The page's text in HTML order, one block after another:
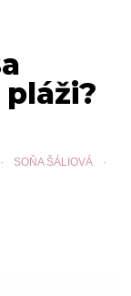
SOŇA ŠÁLIOVÁ